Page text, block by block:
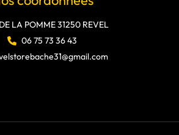
LA POMME 31250 REVEL
06 75 73 36 43